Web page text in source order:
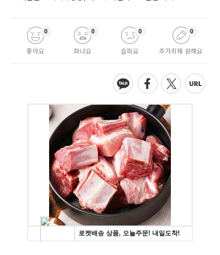
좋아요
0
화나요
0
슬퍼요
0
추가취재 원해요
0